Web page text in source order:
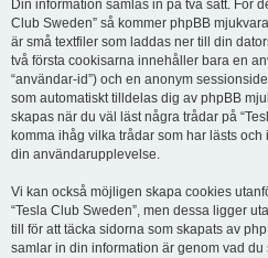
Din information samlas in på två sätt. För
Club Sweden” så kommer phpBB
är små textfiler som laddas ner till din
två första cookisarna innehåller bara en
“användar-id”) och en anonym
som automatiskt tilldelas dig av phpBB
skapas när du väl läst några trådar på
komma ihåg vilka trådar som har lästs
din användarupplevelse.
Vi kan också möjligen skapa cookies
“Tesla Club Sweden”, men dessa ligger
till för att täcka sidorna som skapats av
samlar in din information är genom vad